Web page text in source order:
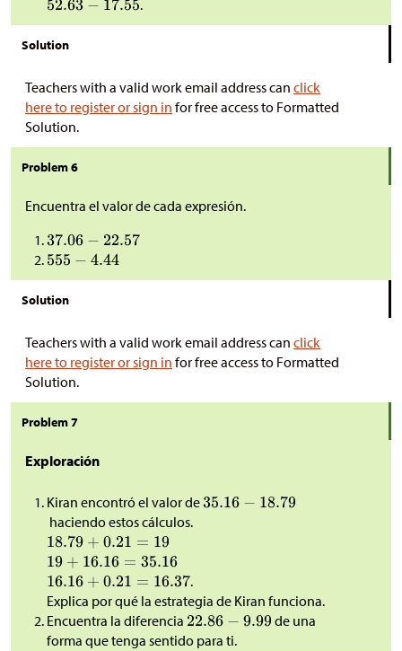
.
Solution
Teachers with a valid work email address can click
here to register or sign in for free access to Formatted
Solution.
Problem 6
Encuentra el valor de cada expresión.
Solution
Teachers with a valid work email address can click
here to register or sign in for free access to Formatted
Solution.
Problem 7
Exploración
Kiran encontró el valor de
haciendo estos cálculos.
.
Explica por qué la estrategia de Kiran funciona.
Encuentra la diferencia
de una
forma que tenga sentido para ti.